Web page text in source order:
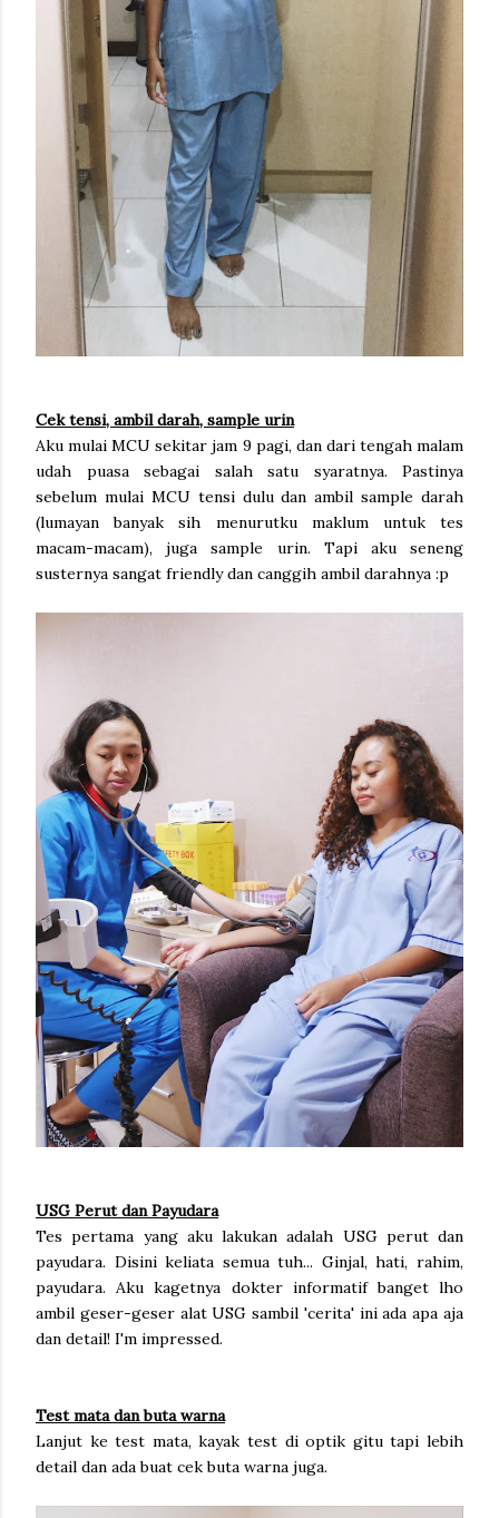
Cek tensi, ambil darah, sample urin
Aku mulai MCU sekitar jam 9 pagi, dan dari tengah malam
udah puasa sebagai salah satu syaratnya. Pastinya
sebelum mulai MCU tensi dulu dan ambil sample darah
(lumayan banyak sih menurutku maklum untuk tes
macam-macam), juga sample urin. Tapi aku seneng
susternya sangat friendly dan canggih ambil darahnya :p
USG Perut dan Payudara
Tes pertama yang aku lakukan adalah USG perut dan
payudara. Disini keliata semua tuh... Ginjal, hati, rahim,
payudara. Aku kagetnya dokter informatif banget lho
ambil geser-geser alat USG sambil 'cerita' ini ada apa aja
dan detail! I'm impressed.
Test mata dan buta warna
Lanjut ke test mata, kayak test di optik gitu tapi lebih
detail dan ada buat cek buta warna juga.